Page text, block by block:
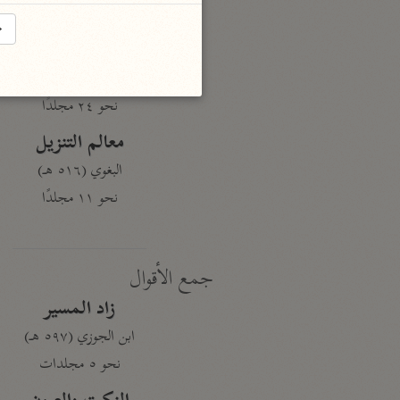
الجامع لأحكام القرآن
نحو ٢٤ مجلدًا
معالم التنزيل
البغوي (٥١٦ هـ)
نحو ١١ مجلدًا
جمع الأقوال
زاد المسير
ابن الجوزي (٥٩٧ هـ)
نحو ٥ مجلدات